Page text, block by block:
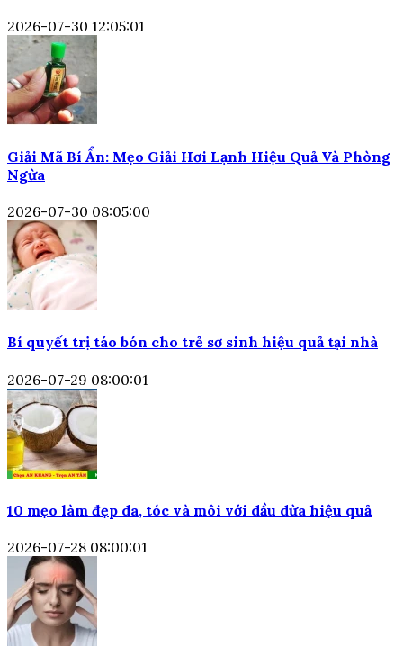
2026-07-30 12:05:01
Giải Mã Bí Ẩn: Mẹo Giải Hơi Lạnh Hiệu Quả Và Phòng
Ngừa
2026-07-30 08:05:00
Bí quyết trị táo bón cho trẻ sơ sinh hiệu quả tại nhà
2026-07-29 08:00:01
10 mẹo làm đẹp da, tóc và môi với dầu dừa hiệu quả
2026-07-28 08:00:01